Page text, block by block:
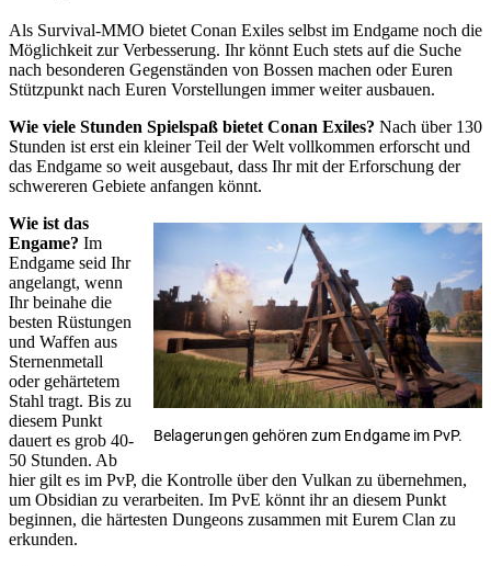
Als Survival-MMO bietet Conan Exiles selbst im Endgame noch die
Möglichkeit zur Verbesserung. Ihr könnt Euch stets auf die Suche
nach besonderen Gegenständen von Bossen machen oder Euren
Stützpunkt nach Euren Vorstellungen immer weiter ausbauen.
Wie viele Stunden Spielspaß bietet Conan Exiles? Nach über 130
Stunden ist erst ein kleiner Teil der Welt vollkommen erforscht und
das Endgame so weit ausgebaut, dass Ihr mit der Erforschung der
schwereren Gebiete anfangen könnt.
Belagerungen gehören zum Endgame im PvP.
Wie ist das
Engame? Im
Endgame seid Ihr
angelangt, wenn
Ihr beinahe die
besten Rüstungen
und Waffen aus
Sternenmetall
oder gehärtetem
Stahl tragt. Bis zu
diesem Punkt
dauert es grob 40-
50 Stunden. Ab
hier gilt es im PvP, die Kontrolle über den Vulkan zu übernehmen,
um Obsidian zu verarbeiten. Im PvE könnt ihr an diesem Punkt
beginnen, die härtesten Dungeons zusammen mit Eurem Clan zu
erkunden.